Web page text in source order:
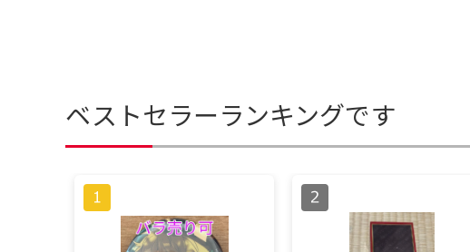
ベストセラーランキングです